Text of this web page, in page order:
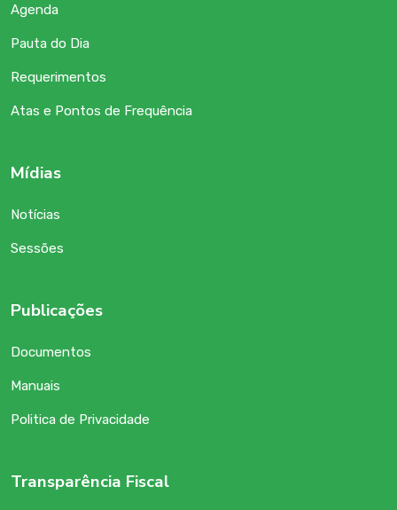
Agenda
Pauta do Dia
Requerimentos
Atas e Pontos de Frequência
Mídias
Notícias
Sessões
Publicações
Documentos
Manuais
Politica de Privacidade
Transparência Fiscal